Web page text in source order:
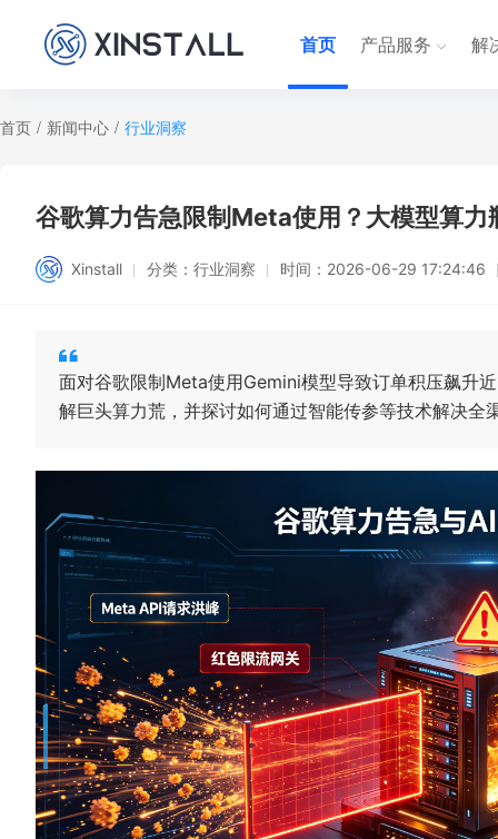
首页 产品服务 解
首页 / 新闻中心 / 行业洞察
谷歌算力告急限制Meta使用？大模型算力
Xinstall 分类： 行业洞察 时间： 2026-06-29 17:24:46
面对谷歌限制Meta使用Gemini模型导致订单积压飙升
解巨头算力荒，并探讨如何通过智能传参等技术解决全